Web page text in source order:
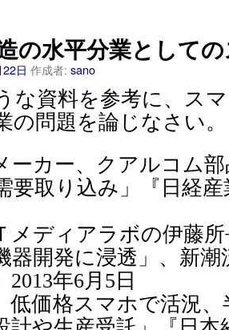
の水平分業として
日 作成者: sano
な資料を参考に、ス
の問題を論じなさい。
ーカー、クアルコム
要取り込み」『日経産
メディアラボの伊藤
器開発に浸透」、新
2013年6月5日
低価格スマホで活況